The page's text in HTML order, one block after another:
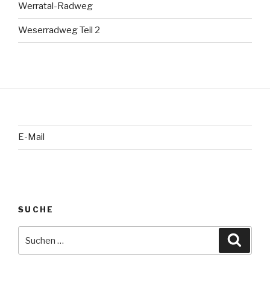
Werratal-Radweg
Weserradweg Teil 2
E-Mail
SUCHE
nach: